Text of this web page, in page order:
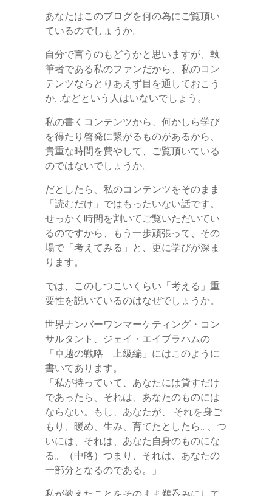
あなたはこのブログを何の為にご覧頂い
ているのでしょうか。
自分で言うのもどうかと思いますが、執
筆者である私のファンだから、私のコン
テンツならとりあえず目を通しておこう
か…などという人はいないでしょう。
私の書くコンテンツから、何かしら学び
を得たり啓発に繋がるものがあるから、
貴重な時間を費やして、ご覧頂いている
のではないでしょうか。
だとしたら、私のコンテンツをそのまま
「読むだけ」ではもったいない話です。
せっかく時間を割いてご覧いただいてい
るのですから、もう一歩頑張って、その
場で「考えてみる」と、更に学びが深ま
ります。
では、このしつこいくらい「考える」重
要性を説いているのはなぜでしょうか。
世界ナンバーワンマーケティング・コン
サルタント、ジェイ・エイブラハムの
「卓越の戦略 上級編」にはこのように
書いてあります。
「私が持っていて、あなたには貸すだけ
であったら、それは、あなたのものには
ならない。もし、あなたが、 それを身ご
もり、暖め、生み、育てたとしたら…、つ
いには、それは、あなた自身のものにな
る。（中略）つまり、それは、あなたの
一部分となるのである。」